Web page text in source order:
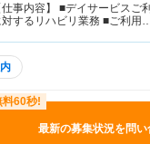
仕事内容】 ■デイサービスご
対するリハビリ業務 ■ご利用
最新の募集状況を問い